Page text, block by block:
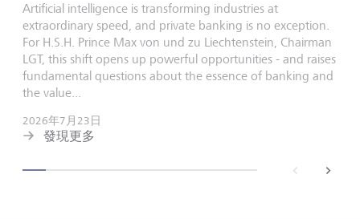
Artificial intelligence is transforming industries at
extraordinary speed, and private banking is no exception.
For H.S.H. Prince Max von und zu Liechtenstein, Chairman
LGT, this shift opens up powerful opportunities - and raises
fundamental questions about the essence of banking and
the value...
2026年7月23日
發現更多
next